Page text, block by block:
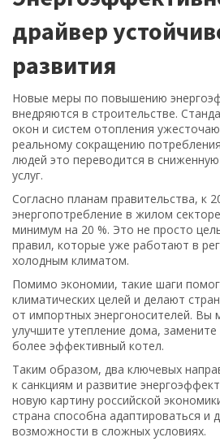
драйвер
развития
Новые меры по повышению
внедряются в строительстве.
окон и систем отопления
реальному сокращению
людей это переводится в
услуг.
Согласно планам правительства, к
энергопотребление в жилом
минимум на 20 %. Это не просто
правил, которые уже работают в
холодным климатом.
Помимо экономии, такие шаги
климатических целей и делают
от импортных энергоносителей. Вы
улучшите утепление дома,
более эффективный котел.
Таким образом, два ключевых
к санкциям и развитие
новую картину российской
страна способна адаптироваться и
возможности в сложных условиях.